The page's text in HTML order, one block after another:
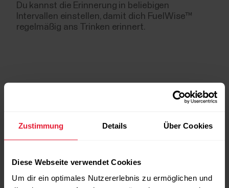
Zustimmung Details Über Cookies
Diese Webseite verwendet Cookies
Um dir ein optimales Nutzererlebnis zu ermöglichen und
Du kannst die Erinnerung in beliebigen
Intervallen einstellen, damit dich FuelWise™
regelmäßig ans Trinken erinnert.
Die